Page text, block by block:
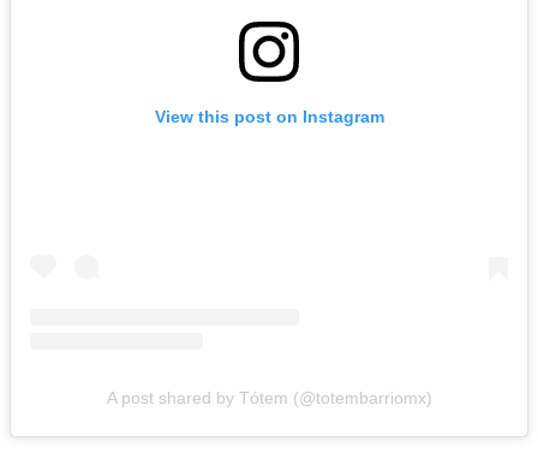
View this post on Instagram
A post shared by Tótem (@totembarriomx)